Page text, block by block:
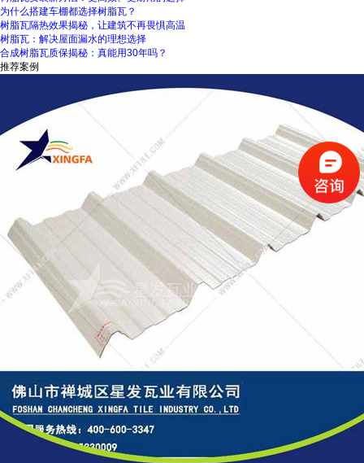
为什么搭建车棚都选择树脂瓦？
树脂瓦隔热效果揭秘，让建筑不再畏惧高温
树脂瓦：解决屋面漏水的理想选择
合成树脂瓦质保揭秘：真能用30年吗？
推荐案例